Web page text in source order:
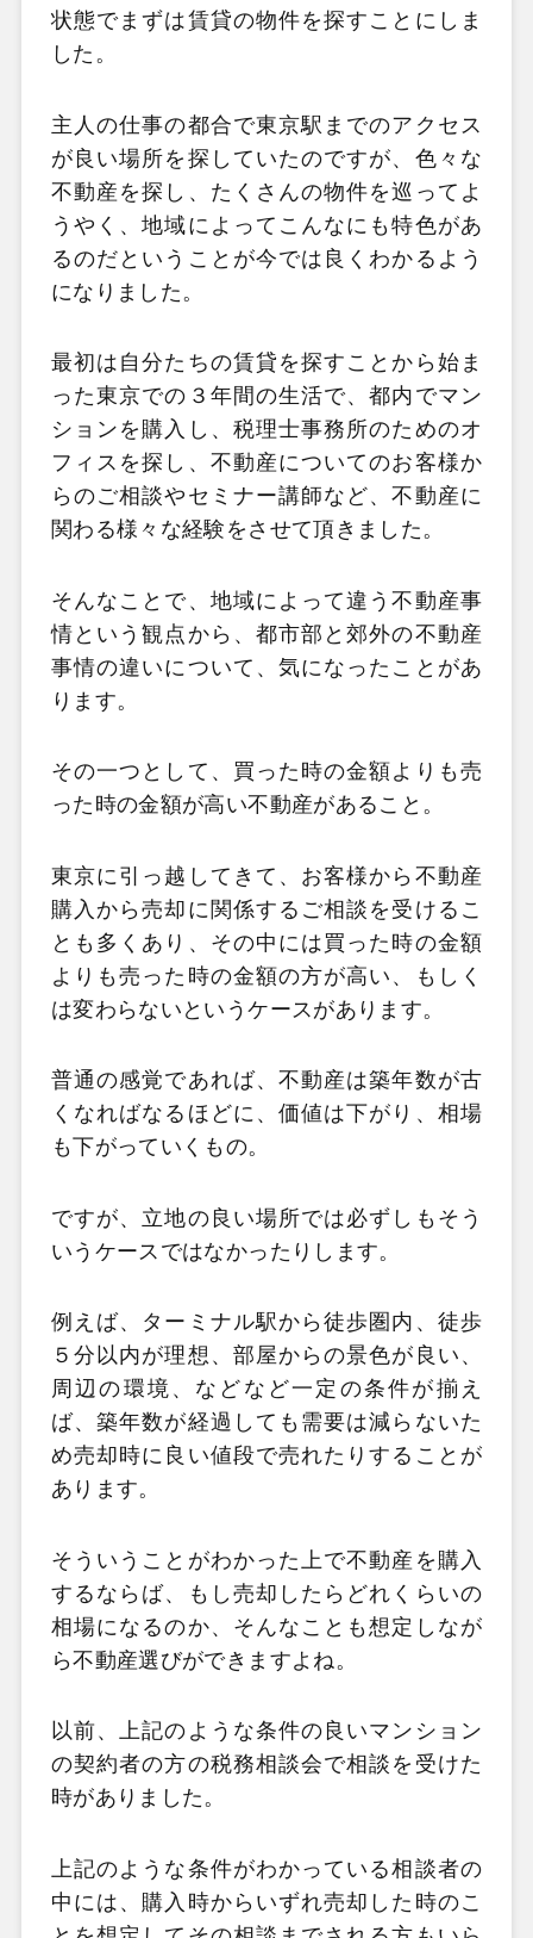
状態でまずは賃貸の物件を探すことにしま
した。
主人の仕事の都合で東京駅までのアクセス
が良い場所を探していたのですが、色々な
不動産を探し、たくさんの物件を巡ってよ
うやく、地域によってこんなにも特色があ
るのだということが今では良くわかるよう
になりました。
最初は自分たちの賃貸を探すことから始ま
った東京での３年間の生活で、都内でマン
ションを購入し、税理士事務所のためのオ
フィスを探し、不動産についてのお客様か
らのご相談やセミナー講師など、不動産に
関わる様々な経験をさせて頂きました。
そんなことで、地域によって違う不動産事
情という観点から、都市部と郊外の不動産
事情の違いについて、気になったことがあ
ります。
その一つとして、買った時の金額よりも売
った時の金額が高い不動産があること。
東京に引っ越してきて、お客様から不動産
購入から売却に関係するご相談を受けるこ
とも多くあり、その中には買った時の金額
よりも売った時の金額の方が高い、もしく
は変わらないというケースがあります。
普通の感覚であれば、不動産は築年数が古
くなればなるほどに、価値は下がり、相場
も下がっていくもの。
ですが、立地の良い場所では必ずしもそう
いうケースではなかったりします。
例えば、ターミナル駅から徒歩圏内、徒歩
５分以内が理想、部屋からの景色が良い、
周辺の環境、などなど一定の条件が揃え
ば、築年数が経過しても需要は減らないた
め売却時に良い値段で売れたりすることが
あります。
そういうことがわかった上で不動産を購入
するならば、もし売却したらどれくらいの
相場になるのか、そんなことも想定しなが
ら不動産選びができますよね。
以前、上記のような条件の良いマンション
の契約者の方の税務相談会で相談を受けた
時がありました。
上記のような条件がわかっている相談者の
中には、購入時からいずれ売却した時のこ